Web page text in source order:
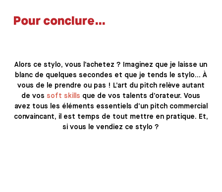
Pour conclure…
Alors ce stylo, vous l’achetez ? Imaginez que je laisse un
blanc de quelques secondes et que je tends le stylo… À
vous de le prendre ou pas ! L’art du pitch relève autant
de vossoft skills que de vos talents d’orateur. Vous
avez tous les éléments essentiels d’un pitch commercial
convaincant, il est temps de tout mettre en pratique. Et,
si vous le vendiez ce stylo ?